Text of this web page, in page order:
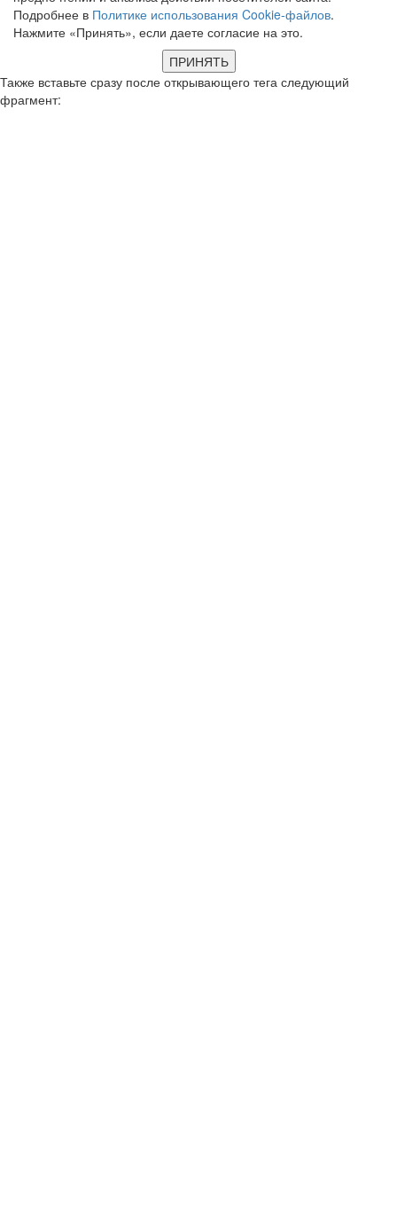
Подробнее в Политике использования Cookie-файлов.
Нажмите «Принять», если даете согласие на это.
ПРИНЯТЬ
Также вставьте сразу после открывающего тега следующий
фрагмент: